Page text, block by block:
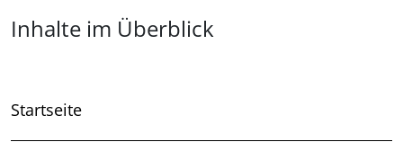
Überblick: Inhalte
Inhalte im Überblick
Startseite